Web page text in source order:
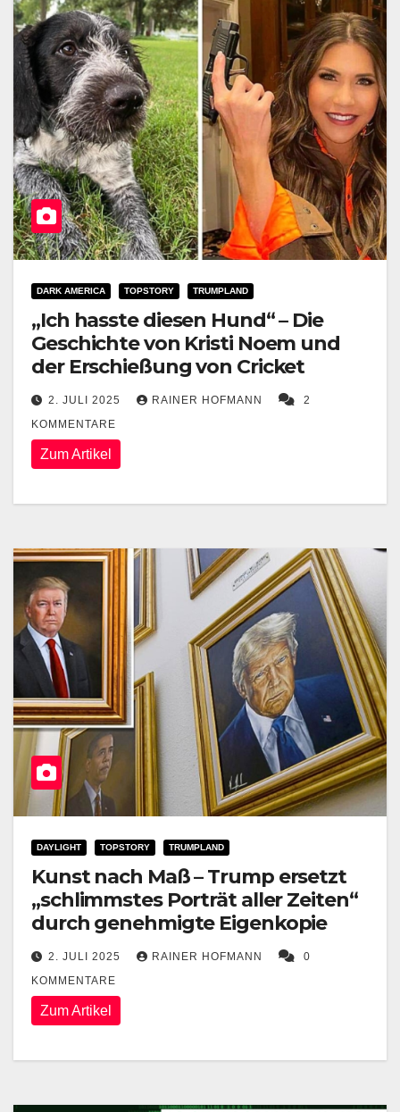
DARK AMERICA TOPSTORY TRUMPLAND
„Ich hasste diesen Hund“ – Die
Geschichte von Kristi Noem und
der Erschießung von Cricket
2. JULI 2025 RAINER HOFMANN
2
KOMMENTARE
Zum Artikel
DAYLIGHT TOPSTORY TRUMPLAND
Kunst nach Maß – Trump ersetzt
„schlimmstes Porträt aller Zeiten“
durch genehmigte Eigenkopie
2. JULI 2025 RAINER HOFMANN
0
KOMMENTARE
Zum Artikel